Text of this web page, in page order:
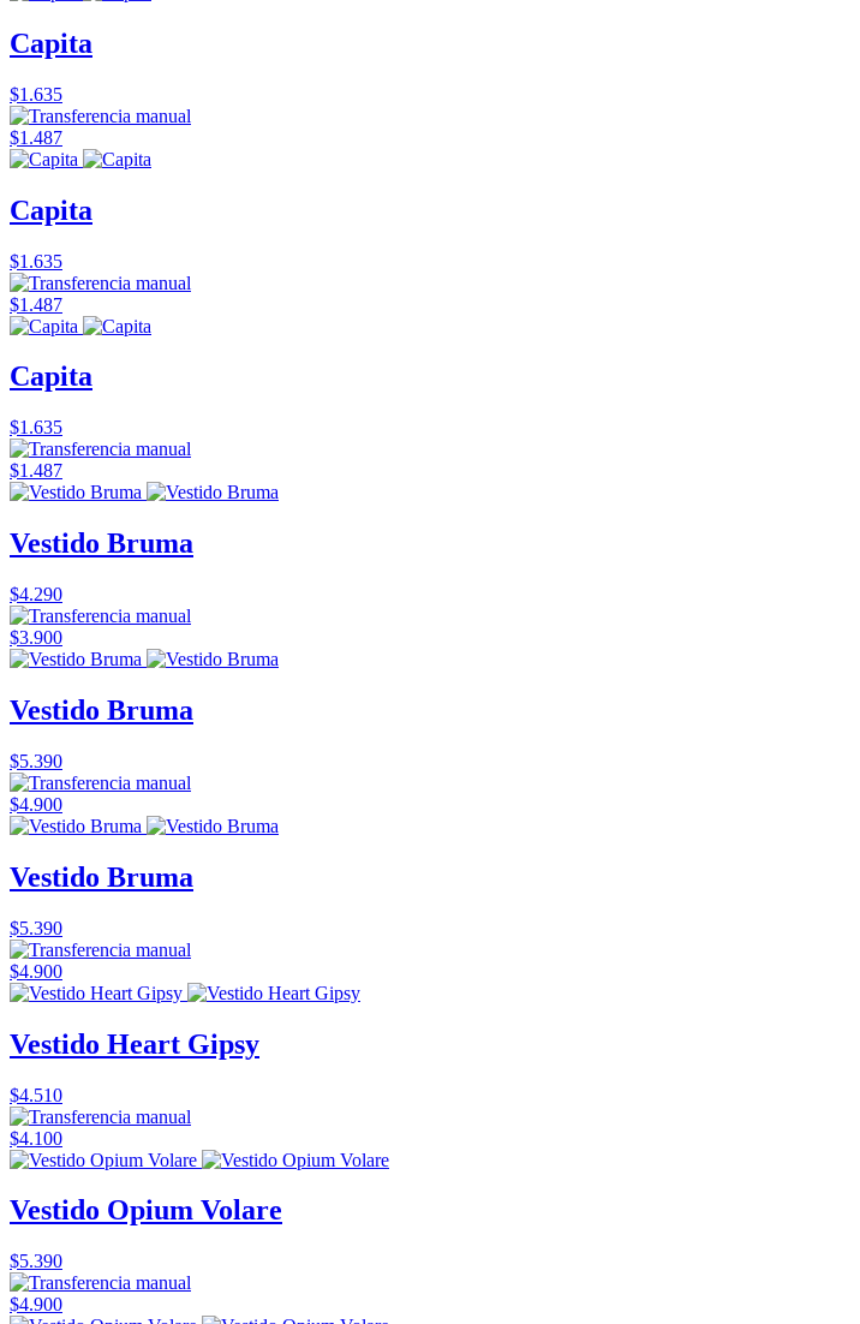
Capita
$1.635
$1.487
Capita
$1.635
$1.487
Capita
$1.635
$1.487
Vestido Bruma
$4.290
$3.900
Vestido Bruma
$5.390
$4.900
Vestido Bruma
$5.390
$4.900
Vestido Heart Gipsy
$4.510
$4.100
Vestido Opium Volare
$5.390
$4.900